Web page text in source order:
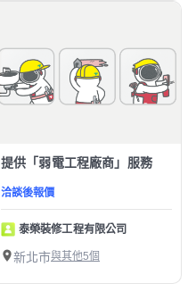
提供「弱電工程廠商」服務
洽談後報價
泰榮裝修工程有限公司
新北市與其他5個